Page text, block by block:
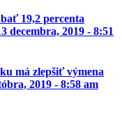
19,2 percenta
decembra, 2019 - 8:51
má zlepšiť výmena
2019 - 8:58 am